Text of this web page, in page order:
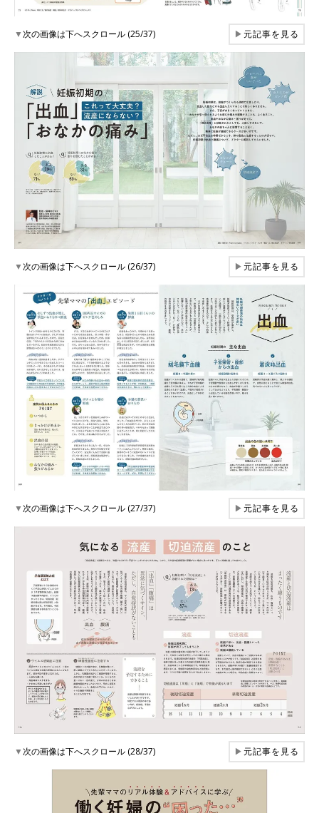
▼次の画像は下へスクロール (25/37) ▶元記事を見る
▼次の画像は下へスクロール (26/37) ▶元記事を見る
▼次の画像は下へスクロール (27/37) ▶元記事を見る
▼次の画像は下へスクロール (28/37) ▶元記事を見る